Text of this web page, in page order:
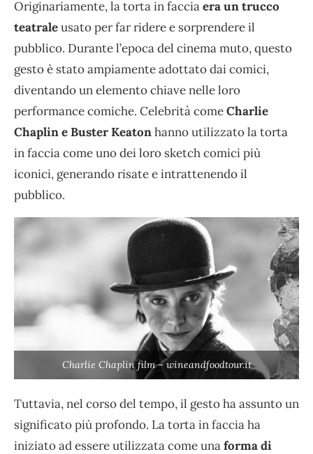
Originariamente, la torta in facciaera un trucco
teatraleusato per far ridere e sorprendere il
pubblico. Durante l’epoca del cinema muto, questo
gesto è stato ampiamente adottato dai comici,
diventando un elemento chiave nelle loro
performance comiche. Celebrità comeCharlie
Chaplin e Buster Keatonhanno utilizzato la torta
in faccia come uno dei loro sketch comici più
iconici, generando risate e intrattenendo il
pubblico.
Charlie Chaplin film – wineandfoodtour.it
Tuttavia, nel corso del tempo, il gesto ha assunto un
significato più profondo. La torta in faccia ha
iniziato ad essere utilizzata come unaforma di